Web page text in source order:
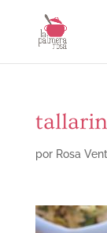
por Rosa